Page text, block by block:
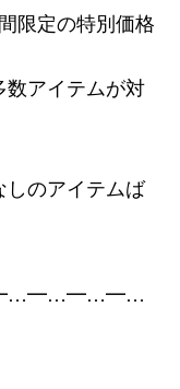
限定の特別価格
数アイテムが対
しのアイテムば